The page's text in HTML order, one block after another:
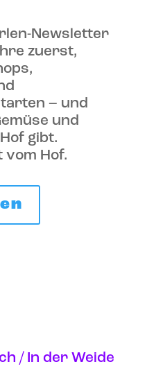
Newsletter
zuerst,
– und
und
gibt.
vom Hof.
/ In der Weide